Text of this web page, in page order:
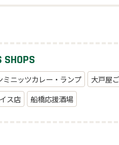
SHOPS
ミニッツカレー・ランプ 大戸屋
ス店
船橋応援酒場